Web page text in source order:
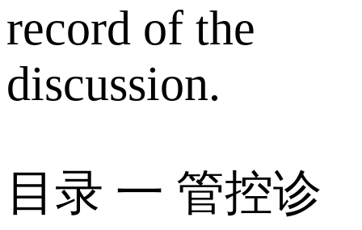
record of the
discussion.
目录 一 管控诊